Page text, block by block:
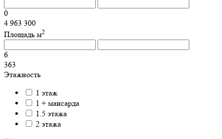
0
4 963 300
Площадь м2
6
363
Этажность
1 этаж
1 + мансарда
1.5 этажа
2 этажа